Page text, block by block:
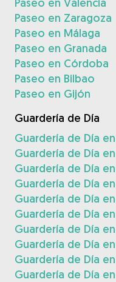
Paseo en Zaragoza
Paseo en Málaga
Paseo en Granada
Paseo en Córdoba
Paseo en Bilbao
Paseo en Gijón
Guardería de Día
Guardería de Día
Guardería de Día
Guardería de Día
Guardería de Día
Guardería de Día
Guardería de Día
Guardería de Día
Guardería de Día
Guardería de Día
Guardería de Día